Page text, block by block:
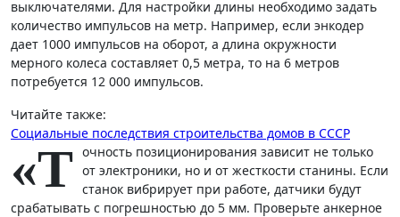
выключателями. Для настройки длины необходимо задать
количество импульсов на метр. Например, если энкодер
дает 1000 импульсов на оборот, а длина окружности
мерного колеса составляет 0,5 метра, то на 6 метров
потребуется 12 000 импульсов.
Читайте также:
Социальные последствия строительства домов в СССР
«Т очность позиционирования зависит не только
от электроники, но и от жесткости станины. Если
станок вибрирует при работе, датчики будут
срабатывать с погрешностью до 5 мм. Проверьте анкерное